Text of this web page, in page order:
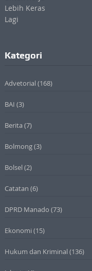
Kategori
Advetorial (168)
BAI (3)
Berita (7)
Bolmong(3)
Bolsel (2)
Catatan (6)
DPRD Manado (73)
Ekonomi (15)
Hukum dan Kriminal (136)